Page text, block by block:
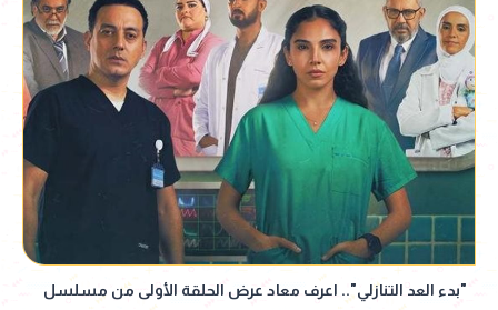
"بدء العد التنازلي".. اعرف معاد عرض الحلقة الأولى من مسلسل